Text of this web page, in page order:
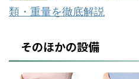
類・重量を徹底解説
そのほかの設備